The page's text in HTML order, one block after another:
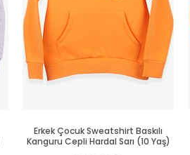
Erkek Çocuk Sweatshirt Baskılı
Kanguru Cepli Hardal Sarı (10 Yaş)